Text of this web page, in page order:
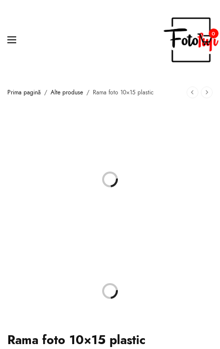
0
Prima pagină / Alte produse / Rama foto 10×15 plastic
Rama foto 10×15 plastic